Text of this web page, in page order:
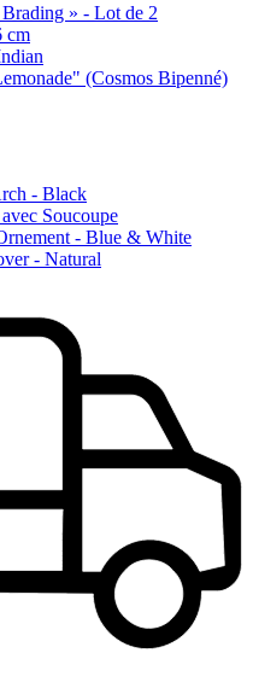
» - Lot de 2
cm
(Cosmos Bipenné)
- Black
Soucoupe
- Blue & White
- Natural